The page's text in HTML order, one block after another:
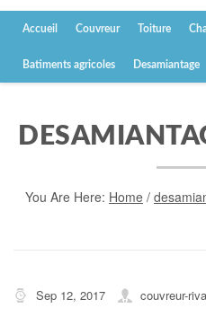
Accueil Couvreur Toiture
Batiments agricoles Desamiantage
You Are Here: Home /
Sep 12, 2017 couvreur-riva